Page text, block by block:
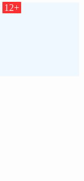
12+